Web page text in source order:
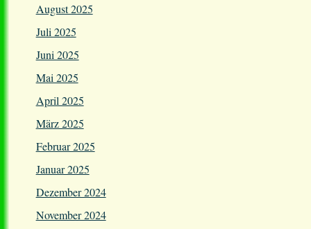
August 2025
Juli 2025
Juni 2025
Mai 2025
April 2025
März 2025
Februar 2025
Januar 2025
Dezember 2024
November 2024